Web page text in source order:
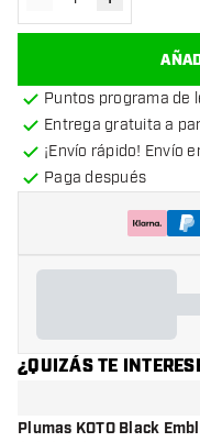
Disminuir cantidad
Aumentar
Puntos programa de
Entrega gratuita a
¡Envío rápido! Envío
Paga después
¿QUIZÁS TE
Plumas KOTO Black